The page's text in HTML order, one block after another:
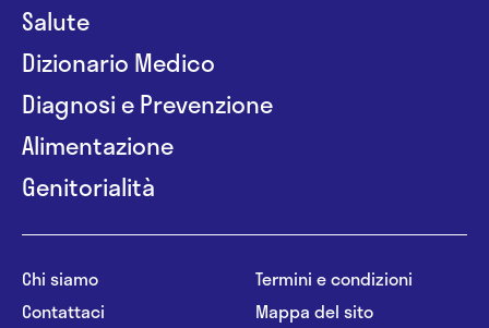
Salute
Dizionario Medico
Diagnosi e Prevenzione
Alimentazione
Genitorialità
Chi siamo
Contattaci
Termini e condizioni
Mappa del sito